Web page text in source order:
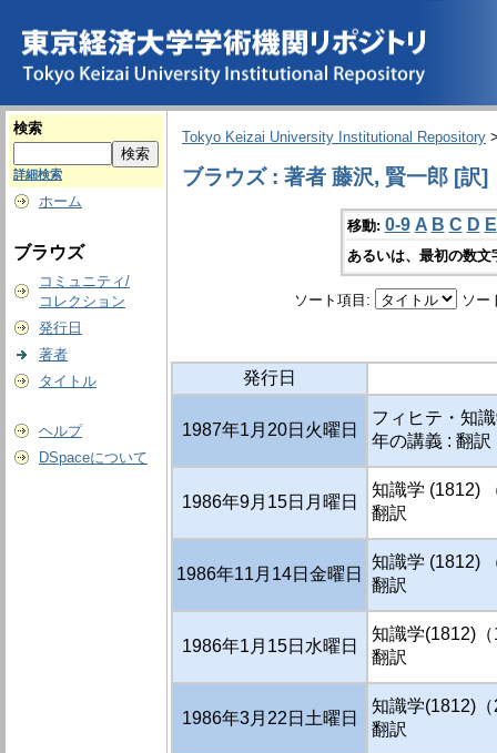
検索
詳細検索
ホーム
ブラウズ
コミュニティ/
コレクション
発行日
著者
タイトル
ヘルプ
DSpaceについて
Tokyo Keizai University Institutional Repository
ブラウズ : 著者 藤沢, 賢一郎 [訳]
移動: 0-9 A B C D E
あるいは、最初の数
ソート項目: ソー
発行日
1987年1月20日火曜日
フィヒテ・知
年の講義 : 翻訳
1986年9月15日月曜日
知識学 (1812)
翻訳
1986年11月14日金曜日
知識学 (1812)
翻訳
1986年1月15日水曜日
知識学(1812)
翻訳
1986年3月22日土曜日
知識学(1812)
翻訳